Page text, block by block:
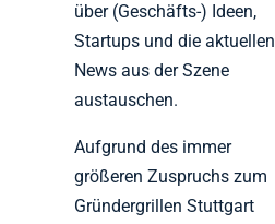
über (Geschäfts-) Ideen,
Startups und die aktuellen
News aus der Szene
austauschen.
Aufgrund des immer
größeren Zuspruchs zum
Gründergrillen Stuttgart